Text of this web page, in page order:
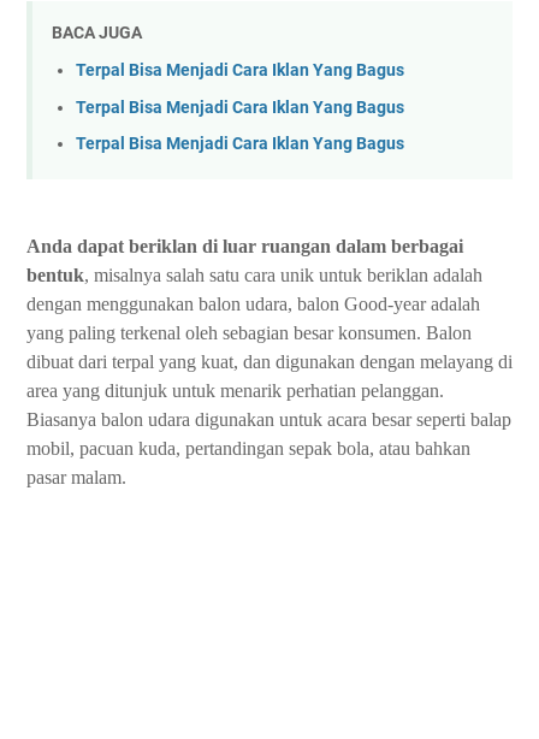
BACA JUGA
Terpal Bisa Menjadi Cara Iklan Yang Bagus
Terpal Bisa Menjadi Cara Iklan Yang Bagus
Terpal Bisa Menjadi Cara Iklan Yang Bagus
Anda dapat beriklan di luar ruangan dalam berbagai
bentuk, misalnya salah satu cara unik untuk beriklan adalah
dengan menggunakan balon udara, balon Good-year adalah
yang paling terkenal oleh sebagian besar konsumen. Balon
dibuat dari terpal yang kuat, dan digunakan dengan melayang di
area yang ditunjuk untuk menarik perhatian pelanggan.
Biasanya balon udara digunakan untuk acara besar seperti balap
mobil, pacuan kuda, pertandingan sepak bola, atau bahkan
pasar malam.